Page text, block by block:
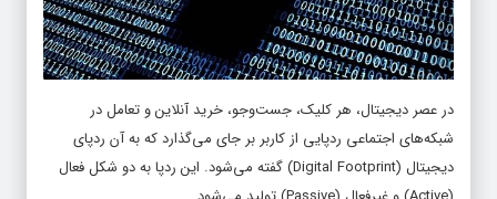
در عصر دیجیتال، هر کلیک، جست‌وجو، خرید آنلاین و تعامل در
شبکه‌های اجتماعی ردپایی از کاربر بر جای می‌گذارد که به آن ردپای
دیجیتال (Digital Footprint) گفته می‌شود. این ردپا به دو شکل فعال